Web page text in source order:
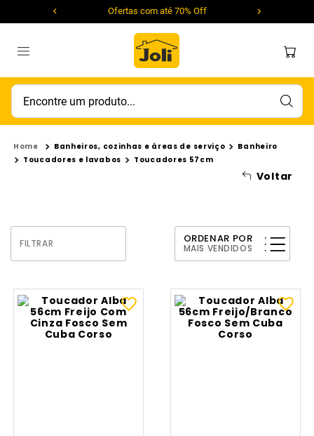
Ofertas com até 70% Off
Encontre um produto...
Voltar
Banheiros, cozinhas e áreas de serviço
Banheiro
Toucadores e lavabos
Toucadores 57cm
FILTRAR ORDENAR POR
MAIS VENDIDOS